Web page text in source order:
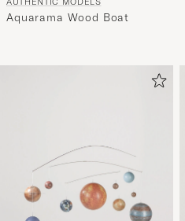
Aquarama Wood Boat